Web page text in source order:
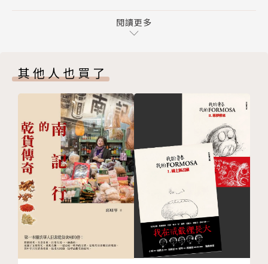
歷史記憶是如此殘缺不全，遭到竄改，「我們是誰？我
是英國人還是中國人的歷史框架，她想為香港書寫一部
歷史，一部由香港人自己來詮釋的歷史。
而這一切的起頭，將由一位有人說他是街頭藝術
家，有人說他是書法家，更有人說他是瘋子的「九龍皇
帝」曾灶財開始談起。曾灶財宣稱自己是土地的主人，
香港的國王，用他手中的筆跟墨，五十年來孜孜不倦地
「宣示主權」。九龍皇帝如同一個象徵，當年用肉身占
領街頭的香港人，試圖奪回自己的歷史和記憶的香港
人，在海外持續挑戰中共管控的香港人，接下來還需要
更多決絕的毅力跟反抗的意志。
後記
誌謝
閱讀更多
其他人也買了